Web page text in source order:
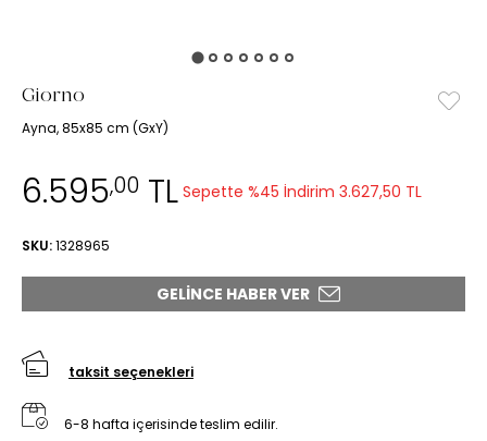
Giorno
Ayna, 85x85 cm (GxY)
6.595,00 TL Sepette %45 İndirim 3.627,50 TL
SKU:1328965
GELINCE HABER VER
taksit seçenekleri
6-8 hafta içerisinde teslim edilir.